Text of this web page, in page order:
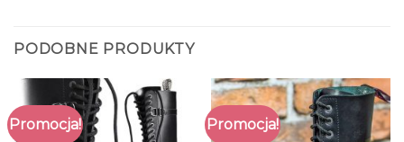
PODOBNE PRODUKTY
Promocja! Promocja!